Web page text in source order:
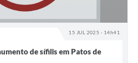
15 JUL 2025 - 14h41
de sífilis em Patos de